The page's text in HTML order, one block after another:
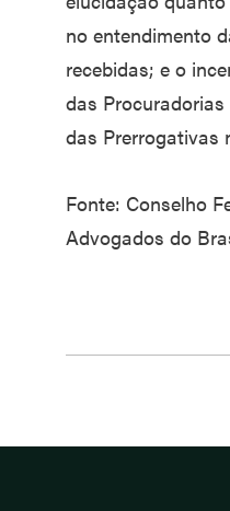
no entendimento
recebidas; e o
das
das Prerrogativas
Fonte: Conselho
Advogados do